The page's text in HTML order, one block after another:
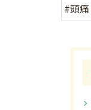
#頭痛